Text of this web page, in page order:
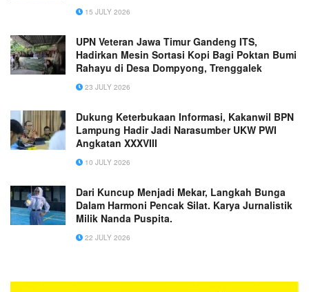
15 JULY 2026
UPN Veteran Jawa Timur Gandeng ITS,
Hadirkan Mesin Sortasi Kopi Bagi Poktan Bumi
Rahayu di Desa Dompyong, Trenggalek
23 JULY 2026
Dukung Keterbukaan Informasi, Kakanwil BPN
Lampung Hadir Jadi Narasumber UKW PWI
Angkatan XXXVIII
10 JULY 2026
Dari Kuncup Menjadi Mekar, Langkah Bunga
Dalam Harmoni Pencak Silat. Karya Jurnalistik
Milik Nanda Puspita.
22 JULY 2026